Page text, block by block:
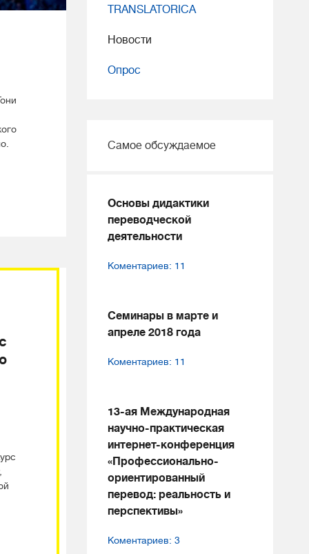
TRANSLATORICA
Новости
Опрос
Самое обсуждаемое
Основы дидактики
переводческой
деятельности
Коментариев: 11
Семинары в марте и
апреле 2018 года
Коментариев: 11
13-ая Международная
научно-практическая
интернет-конференция
«Профессионально-
ориентированный
перевод: реальность и
перспективы»
Коментариев: 3